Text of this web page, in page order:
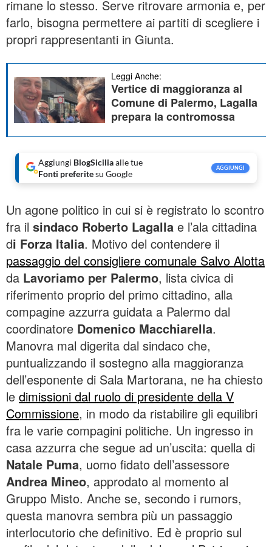
rimane lo stesso. Serve ritrovare armonia e, per
farlo, bisogna permettere ai partiti di scegliere i
propri rappresentanti in Giunta.
Leggi Anche:
Vertice di maggioranza al
Comune di Palermo, Lagalla
prepara la contromossa
Aggiungi BlogSiciliaalle tue
Fonti preferitesu Google
AGGIUNGI
Un agone politico in cui si è registrato lo scontro
fra il sindaco Roberto Lagalla e l’ala cittadina
di Forza Italia. Motivo del contendere il
passaggio del consigliere comunale Salvo Alotta
da Lavoriamo per Palermo, lista civica di
riferimento proprio del primo cittadino, alla
compagine azzurra guidata a Palermo dal
coordinatore Domenico Macchiarella.
Manovra mal digerita dal sindaco che,
puntualizzando il sostegno alla maggioranza
dell’esponente di Sala Martorana, ne ha chiesto
le dimissioni dal ruolo di presidente della V
Commissione, in modo da ristabilire gli equilibri
fra le varie compagini politiche. Un ingresso in
casa azzurra che segue ad un’uscita: quella di
Natale Puma, uomo fidato dell’assessore
Andrea Mineo, approdato al momento al
Gruppo Misto. Anche se, secondo i rumors,
questa manovra sembra più un passaggio
interlocutorio che definitivo. Ed è proprio sul